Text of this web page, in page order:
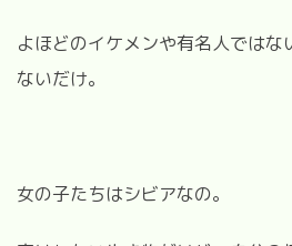
よほどのイケメンや有名人では
ないだけ。
女の子たちはシビアなの。